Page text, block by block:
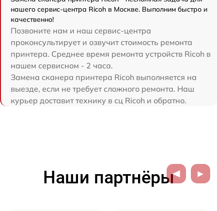
нашего сервис-центра Ricoh в Москве. Выполним быстро и
качественно!
Позвоните нам и наш сервис-центра
проконсультирует и озвучит стоимость ремонта
принтера. Среднее время ремонта устройств Ricoh в
нашем сервисном - 2 часа.
Замена сканера принтера Ricoh выполняется на
выезде, если не требует сложного ремонта. Наш
курьер доставит технику в сц Ricoh и обратно.
Наши партнёры